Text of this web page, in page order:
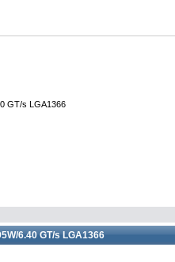
GT/s LGA1366
6.40 GT/s LGA1366